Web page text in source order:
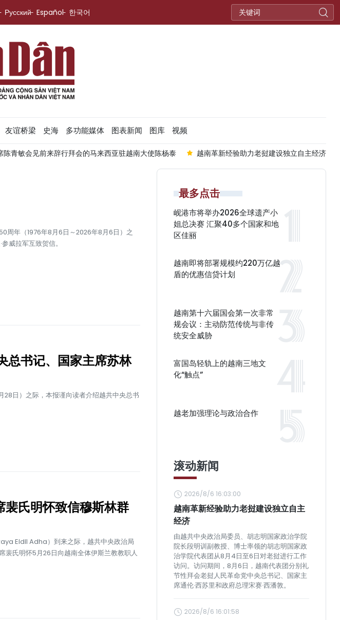
Русский Español 한국어
友谊桥梁 史海 多功能媒体 图表新闻 图库 视频
陈青敏会见前来辞行拜会的马来西亚驻越南大使陈杨泰 越南革新经验助力老挝建设独立自主经济
周年（1976年8月6日～2026年8月6日）之
威拉军互致贺信。
总书记、国家主席苏林
日）之际，本报谨向读者介绍越共中央总书
氏明怀致信穆斯林群
Eidil Adha）到来之际，越共中央政治局
裴氏明怀5月26日向越南全体伊斯兰教教职人
最多点击
岘港市将举办2026全球遗产小
姐总决赛 汇聚40多个国家和地
区佳丽
越南即将部署规模约220万亿越
盾的优惠信贷计划
越南第十六届国会第一次非常
规会议：主动防范传统与非传
统安全威胁
富国岛轻轨上的越南三地文
化“触点”
越老加强理论与政治合作
滚动新闻
2026/8/6 16:03:00
越南革新经验助力老挝建设独立自主
经济
由越共中央政治局委员、胡志明国家政治学院
院长段明训副教授、博士率领的胡志明国家政
治学院代表团从8月4日至6日对老挝进行工作
访问。访问期间，8月6日，越南代表团分别礼
节性拜会老挝人民革命党中央总书记、国家主
席通伦·西苏里和政府总理宋赛·西潘敦。
2026/8/6 16:01:58